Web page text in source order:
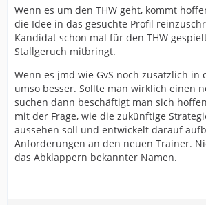
Wenn es um den THW geht, kommt
die Idee in das gesuchte Profil
Kandidat schon mal für den THW
Stallgeruch mitbringt.
Wenn es jmd wie GvS noch zusätzlich in
umso besser. Sollte man wirklich einen
suchen dann beschäftigt man sich
mit der Frage, wie die zukünftige
aussehen soll und entwickelt darauf
Anforderungen an den neuen Trainer.
das Abklappern bekannter Namen.